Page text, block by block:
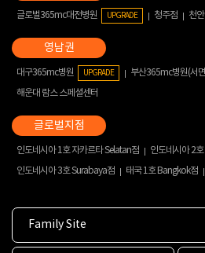
글로벌365mc대전병원 UPGRADE 청주점 천
대구365mc병원 UPGRADE 부산365mc병원(서
해운대 람스 스페셜센터
인도네시아 1호 자카르타 Selatan점
인도네시아 2
인도네시아 3호 Surabaya점
태국 1호 Bangkok점
Family Site